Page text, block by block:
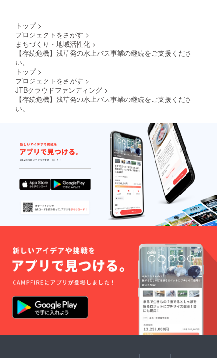
トップ >
プロジェクトをさがす >
まちづくり・地域活性化 >
【存続危機】浅草発の水上バス事業の継続をご支援くださ
い。
トップ >
プロジェクトをさがす >
JTBクラウドファンディング >
【存続危機】浅草発の水上バス事業の継続をご支援くださ
い。